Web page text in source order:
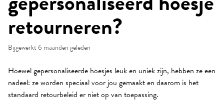
retourneren?
Bijgewerkt6 maanden geleden
Hoewel gepersonaliseerde hoesjes leuk en uniek zijn, hebben ze een
nadeel: ze worden speciaal voor jou gemaakt en daarom is het
standaard retourbeleid er niet op van toepassing.